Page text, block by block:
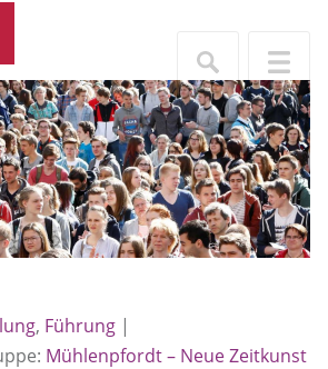
, Führung |
Mühlenpfordt – Neue Zeitkunst